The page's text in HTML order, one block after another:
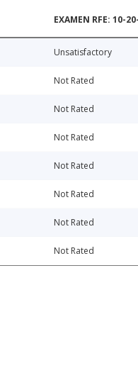
EXAMEN RFE: 10-
Unsatisfactory
Not Rated
Not Rated
Not Rated
Not Rated
Not Rated
Not Rated
Not Rated